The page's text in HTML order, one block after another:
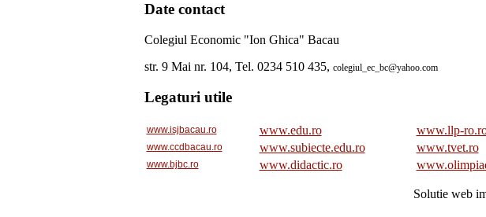
Date contact
Colegiul Economic "Ion Ghica" Bacau
str. 9 Mai nr. 104, Tel. 0234 510 435, colegiul_ec_bc@yahoo.com
Legaturi utile
www.isjbacau.ro www.edu.ro www.llp-
www.ccdbacau.ro www.subiecte.edu.ro www.tvet.ro
www.bjbc.ro www.didactic.ro
Solutie web